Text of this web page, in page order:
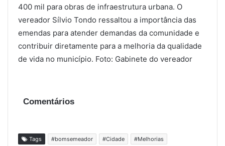
400 mil para obras de infraestrutura urbana. O
vereador Sílvio Tondo ressaltou a importância das
emendas para atender demandas da comunidade e
contribuir diretamente para a melhoria da qualidade
de vida no município. Foto: Gabinete do vereador
Comentários
Tags #bomsemeador #Cidade #Melhorias